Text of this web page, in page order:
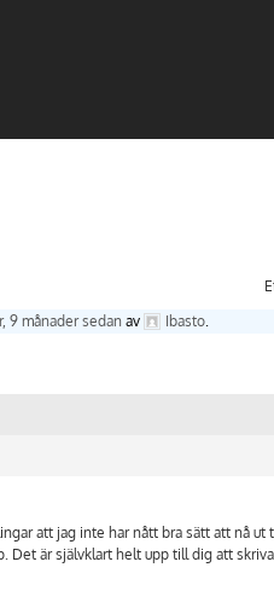
9 månader sedan av Ibasto
att jag inte har nått bra sätt att nå ut
Det är självklart helt upp till dig att